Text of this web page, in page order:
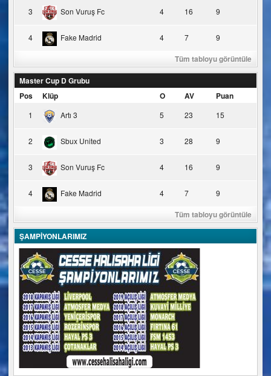
3 Son Vuruş Fc 4 16 9
4 Fake Madrid 4 7 9
Tüm tabloyu görüntüle
Master Cup D Grubu
Pos
Klüp O AV Puan
1 Artı 3 5 23 15
2 Sbux United 3 28 9
3 Son Vuruş Fc 4 16 9
4 Fake Madrid 4 7 9
Tüm tabloyu görüntüle
ŞAMPİYONLARIMIZ